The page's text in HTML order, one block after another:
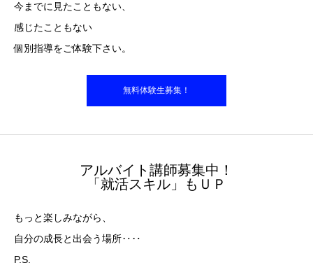
今までに見たこともない、
感じたこともない
個別指導をご体験下さい。
無料体験生募集！
アルバイト講師募集中！
「就活スキル」もＵＰ
もっと楽しみながら、
自分の成長と出会う場所‥‥
P.S.